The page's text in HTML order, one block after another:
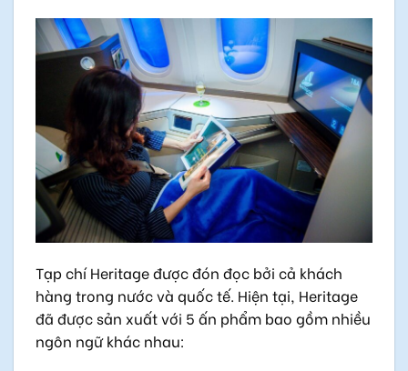
Tạp chí Heritage được đón đọc bởi cả khách
hàng trong nước và quốc tế. Hiện tại, Heritage
đã được sản xuất với 5 ấn phẩm bao gồm nhiều
ngôn ngữ khác nhau: